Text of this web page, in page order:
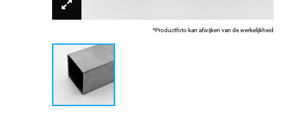
*Productfoto kan afwijken van de werkelijkheid